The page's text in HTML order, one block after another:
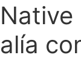
alía